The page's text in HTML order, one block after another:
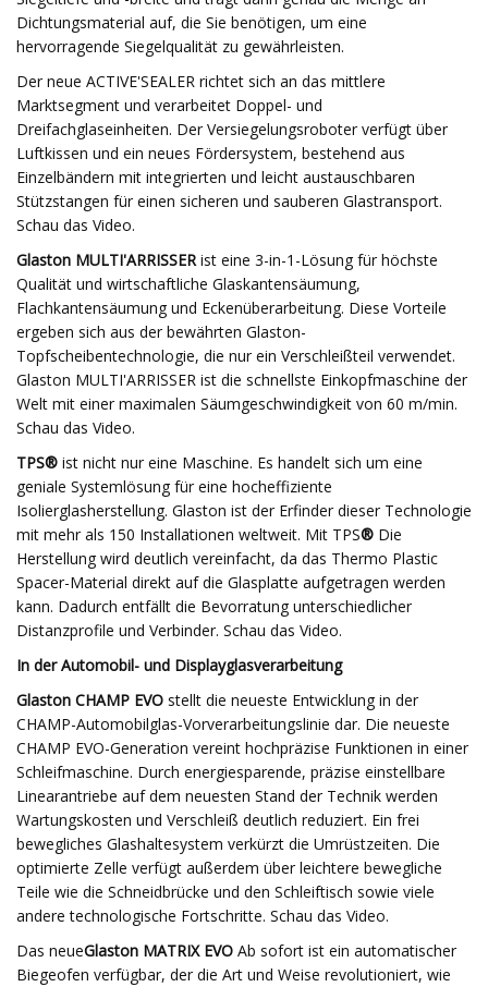
Dichtungsmaterial auf, die Sie benötigen, um eine
hervorragende Siegelqualität zu gewährleisten.
Der neue ACTIVE'SEALER richtet sich an das mittlere
Marktsegment und verarbeitet Doppel- und
Dreifachglaseinheiten. Der Versiegelungsroboter verfügt über
Luftkissen und ein neues Fördersystem, bestehend aus
Einzelbändern mit integrierten und leicht austauschbaren
Stützstangen für einen sicheren und sauberen Glastransport.
Schau das Video.
Glaston MULTI'ARRISSERist eine 3-in-1-Lösung für höchste
Qualität und wirtschaftliche Glaskantensäumung,
Flachkantensäumung und Eckenüberarbeitung. Diese Vorteile
ergeben sich aus der bewährten Glaston-
Topfscheibentechnologie, die nur ein Verschleißteil verwendet.
Glaston MULTI'ARRISSER ist die schnellste Einkopfmaschine der
Welt mit einer maximalen Säumgeschwindigkeit von 60 m/min.
Schau das Video.
TPS® ist nicht nur eine Maschine. Es handelt sich um eine
geniale Systemlösung für eine hocheffiziente
Isolierglasherstellung. Glaston ist der Erfinder dieser Technologie
mit mehr als 150 Installationen weltweit. Mit TPS® Die
Herstellung wird deutlich vereinfacht, da das Thermo Plastic
Spacer-Material direkt auf die Glasplatte aufgetragen werden
kann. Dadurch entfällt die Bevorratung unterschiedlicher
Distanzprofile und Verbinder. Schau das Video.
In der Automobil- und Displayglasverarbeitung
Glaston CHAMP EVO stellt die neueste Entwicklung in der
CHAMP-Automobilglas-Vorverarbeitungslinie dar. Die neueste
CHAMP EVO-Generation vereint hochpräzise Funktionen in einer
Schleifmaschine. Durch energiesparende, präzise einstellbare
Linearantriebe auf dem neuesten Stand der Technik werden
Wartungskosten und Verschleiß deutlich reduziert. Ein frei
bewegliches Glashaltesystem verkürzt die Umrüstzeiten. Die
optimierte Zelle verfügt außerdem über leichtere bewegliche
Teile wie die Schneidbrücke und den Schleiftisch sowie viele
andere technologische Fortschritte. Schau das Video.
Das neueGlaston MATRIX EVO Ab sofort ist ein automatischer
Biegeofen verfügbar, der die Art und Weise revolutioniert, wie